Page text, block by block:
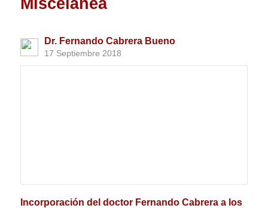
Dr. Fernando Cabrera Bueno
17 Septiembre 2018
Incorporación del doctor Fernando Cabrera a los